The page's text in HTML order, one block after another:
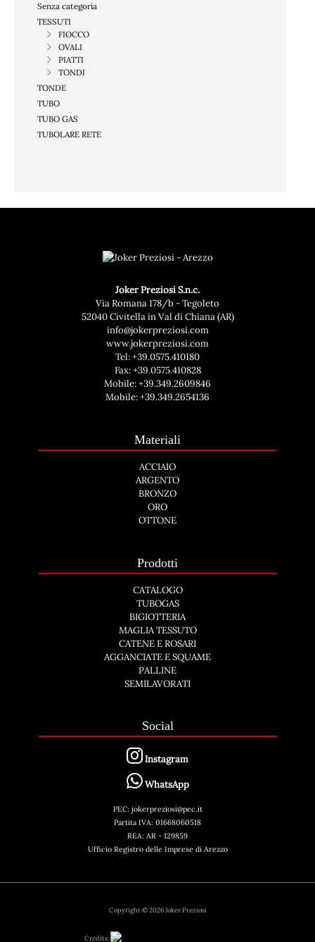
Senza categoria
TESSUTI
FIOCCO
OVALI
PIATTI
TONDI
TONDE
TUBO
TUBO GAS
TUBOLARE RETE
Joker Preziosi S.n.c.
Via Romana 178/b - Tegoleto
52040 Civitella in Val di Chiana (AR)
info@jokerpreziosi.com
www.jokerpreziosi.com
Tel:+39.0575.410180
Fax: +39.0575.410828
Mobile:+39.349.2609846
Mobile:+39.349.2654136
Materiali
ACCIAIO
ARGENTO
BRONZO
ORO
OTTONE
Prodotti
CATALOGO
TUBOGAS
BIGIOTTERIA
MAGLIA TESSUTO
CATENE E ROSARI
AGGANCIATE E SQUAME
PALLINE
SEMILAVORATI
Social
Instagram
WhatsApp
PEC: jokerpreziosi@pec.it
Partita IVA: 01668060518
REA: AR - 129859
Ufficio Registro delle Imprese di Arezzo
Copyright © 2026 Joker Preziosi
Credits: